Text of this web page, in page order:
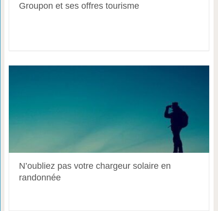
Groupon et ses offres tourisme
N’oubliez pas votre chargeur solaire en
randonnée